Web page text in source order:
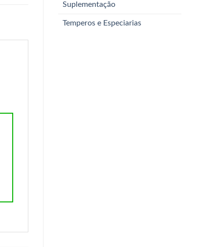
Suplementação
Temperos e Especiarias